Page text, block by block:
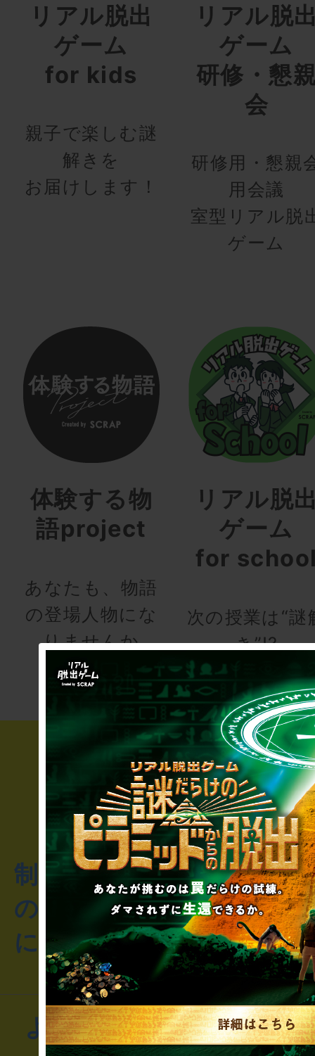
リアル脱出
ゲーム
for kids
親子で楽しむ謎
解きを
お届けします！
リアル脱
ゲーム
研修・懇
会
研修用・懇親
用会議
室型リアル脱
ゲーム
体験する物
語project
あなたも、物語
の登場人物にな
りませんか
リアル脱
ゲーム
for
次の授業は“謎
き”!?
制作のご相談・コラボレ
のお客様からのご質問や
にお問い合わせください
よくあるお問い合わせ